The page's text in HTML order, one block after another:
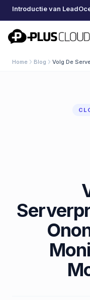
PlusClouds
Home Blog Volg De